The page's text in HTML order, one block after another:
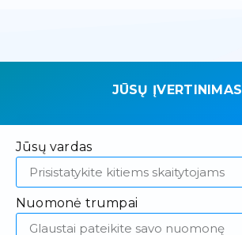
JŪSŲ ĮVERTINIMAS
Jūsų vardas
Nuomonė trumpai